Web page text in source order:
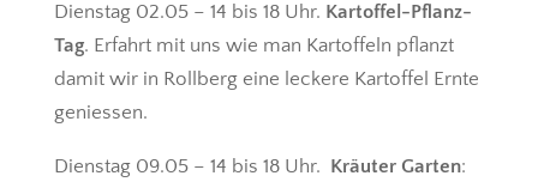
Dienstag 02.05 – 14 bis 18 Uhr. Kartoffel-Pflanz-
Tag. Erfahrt mit uns wie man Kartoffeln pflanzt
damit wir in Rollberg eine leckere Kartoffel Ernte
geniessen.
Dienstag 09.05 – 14 bis 18 Uhr. Kräuter Garten: